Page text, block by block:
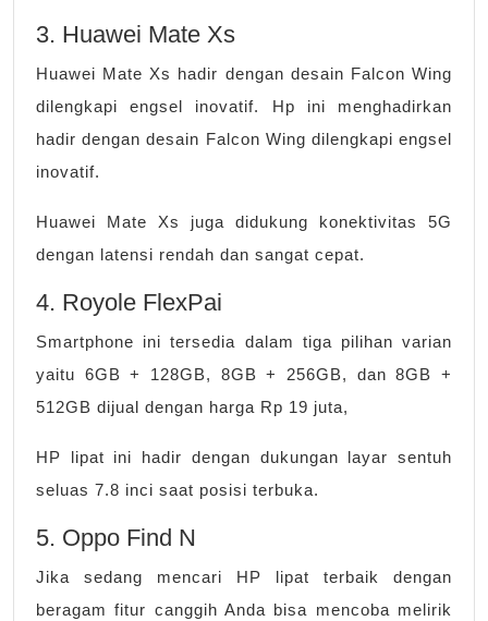
3. Huawei Mate Xs
Huawei Mate Xs hadir dengan desain Falcon Wing
dilengkapi engsel inovatif. Hp ini menghadirkan
hadir dengan desain Falcon Wing dilengkapi engsel
inovatif.
Huawei Mate Xs juga didukung konektivitas 5G
dengan latensi rendah dan sangat cepat.
4. Royole FlexPai
Smartphone ini tersedia dalam tiga pilihan varian
yaitu 6GB + 128GB, 8GB + 256GB, dan 8GB +
512GB dijual dengan harga Rp 19 juta,
HP lipat ini hadir dengan dukungan layar sentuh
seluas 7.8 inci saat posisi terbuka.
5. Oppo Find N
Jika sedang mencari HP lipat terbaik dengan
beragam fitur canggih Anda bisa mencoba melirik